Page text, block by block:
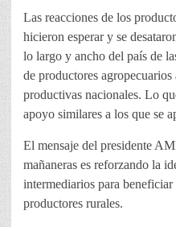
Las reacciones de los
hicieron esperar y se
lo largo y ancho del país de
de productores agropecuarios
productivas nacionales. Lo
apoyo similares a los que se
El mensaje del presidente
mañaneras es reforzando la
intermediarios para
productores rurales.